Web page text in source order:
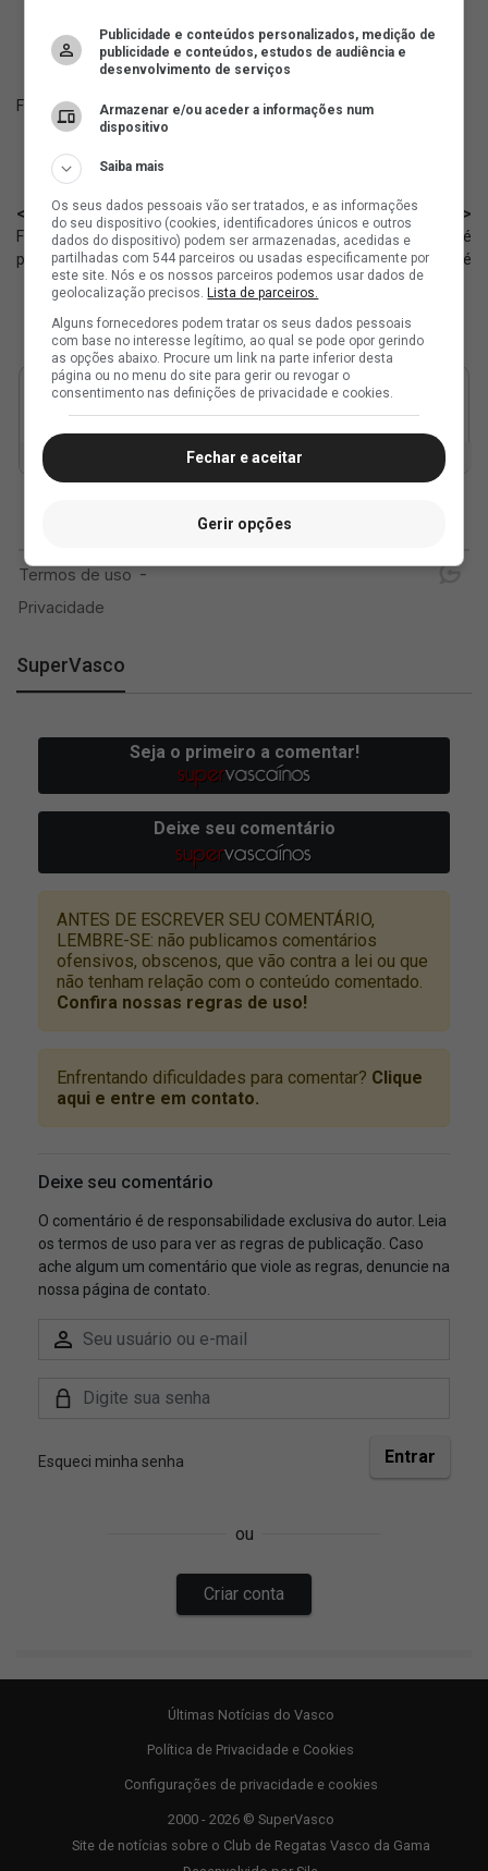
Fonte:SuperVasco‎‎‎‎‎‎
< Anterior
Futsal: Relacionados do Vasco
para enfrentar o Corrêas
Próximo >
Basquete Sub-22: Vasco é
superado pelo São José
SuperVasco
Últimas Notícias do Vasco
Política de Privacidade e Cookies
Configurações de privacidade e cookies
2000 - 2026 © SuperVasco
Site de notícias sobre o Club de Regatas Vasco da Gama
Publicidade e conteúdos personalizados, medição de
publicidade e conteúdos, estudos de audiência e
desenvolvimento de serviços
Armazenar e/ou aceder a informações num
dispositivo
Saiba mais
Os seus dados pessoais vão ser tratados, e as informações
do seu dispositivo (cookies, identificadores únicos e outros
dados do dispositivo) podem ser armazenadas, acedidas e
partilhadas com 544 parceiros ou usadas especificamente por
este site. Nós e os nossos parceiros podemos usar dados de
geolocalização precisos. Lista de parceiros.
Alguns fornecedores podem tratar os seus dados pessoais
com base no interesse legítimo, ao qual se pode opor gerindo
as opções abaixo. Procure um link na parte inferior desta
página ou no menu do site para gerir ou revogar o
consentimento nas definições de privacidade e cookies.
Fechar e aceitar
Gerir opções